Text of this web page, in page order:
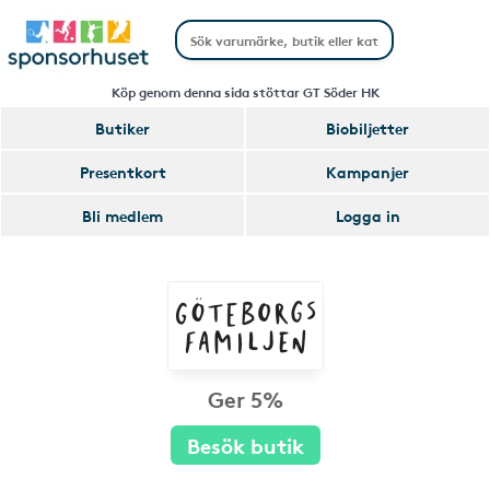
Köp genom denna sida stöttar GT Söder HK
Butiker
Biobiljetter
Presentkort
Kampanjer
Bli medlem
Logga in
Ger 5%
Besök butik